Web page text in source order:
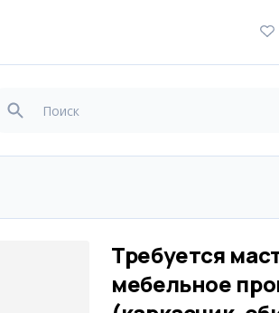
Требуется
мебельное